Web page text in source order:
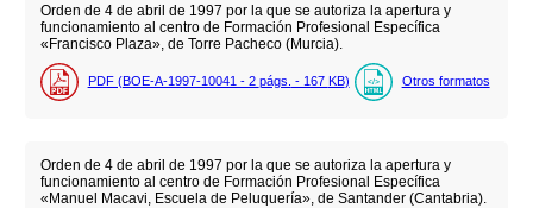
Orden de 4 de abril de 1997 por la que se autoriza la apertura y
funcionamiento al centro de Formación Profesional Específica
«Francisco Plaza», de Torre Pacheco (Murcia).
PDF (BOE-A-1997-10041 - 2 págs. - 167 KB) Otros formatos
Orden de 4 de abril de 1997 por la que se autoriza la apertura y
funcionamiento al centro de Formación Profesional Específica
«Manuel Macavi, Escuela de Peluquería», de Santander (Cantabria).